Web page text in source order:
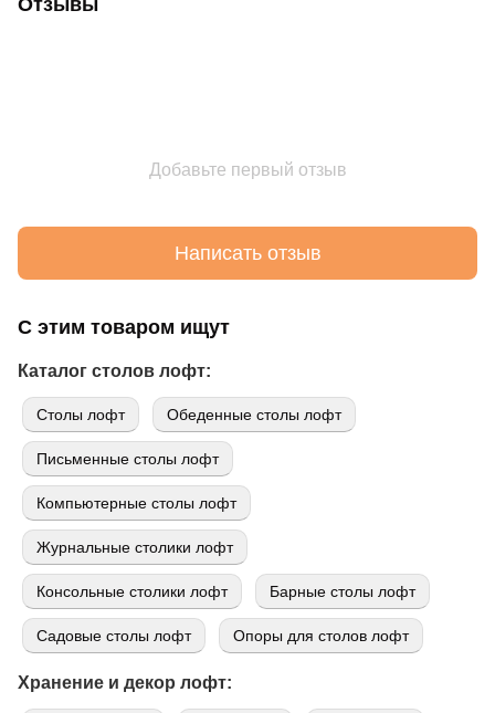
Отзывы
Добавьте первый отзыв
Написать отзыв
С этим товаром ищут
Каталог столов лофт:
Cтолы лофт Обеденные столы лофт
Письменные столы лофт
Компьютерные столы лофт
Журнальные столики лофт
Консольные столики лофт Барные столы лофт
Садовые столы лофт Опоры для столов лофт
Хранение и декор лофт: